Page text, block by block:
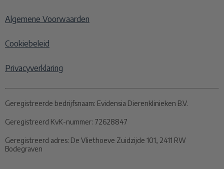
Algemene Voorwaarden
Cookiebeleid
Privacyverklaring
Geregistreerde bedrijfsnaam: Evidensia Dierenklinieken B.V.
Geregistreerd KvK-nummer: 72628847
Geregistreerd adres: De Vliethoeve Zuidzijde 101, 2411 RW
Bodegraven